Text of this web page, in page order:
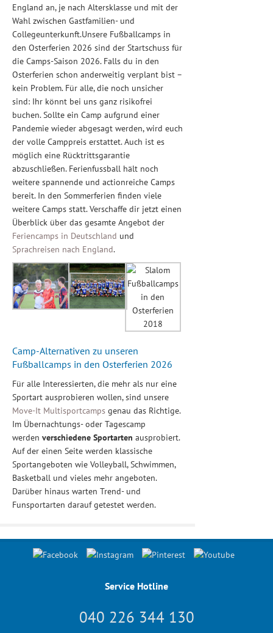
England an, je nach Altersklasse und mit der
Wahl zwischen Gastfamilien- und
Collegeunterkunft.Unsere Fußballcamps in
den Osterferien 2026 sind der Startschuss für
die Camps-Saison 2026. Falls du in den
Osterferien schon anderweitig verplant bist –
kein Problem. Für alle, die noch unsicher
sind: Ihr könnt bei uns ganz risikofrei
buchen. Sollte ein Camp aufgrund einer
Pandemie wieder abgesagt werden, wird euch
der volle Camppreis erstattet. Auch ist es
möglich eine Rücktrittsgarantie
abzuschließen. Ferienfussball hält noch
weitere spannende und actionreiche Camps
bereit. In den Sommerferien finden viele
weitere Camps statt. Verschaffe dir jetzt einen
Überblick über das gesamte Angebot der
Feriencamps in Deutschland und
Sprachreisen nach England.
Camp-Alternativen zu unseren
Fußballcamps in den Osterferien 2026
Für alle Interessierten, die mehr als nur eine
Sportart ausprobieren wollen, sind unsere
Move-It Multisportcamps genau das Richtige.
Im Übernachtungs- oder Tagescamp
werden verschiedene Sportarten ausprobiert.
Auf der einen Seite werden klassische
Sportangeboten wie Volleyball, Schwimmen,
Basketball und vieles mehr angeboten.
Darüber hinaus warten Trend- und
Funsportarten darauf getestet werden.
Service Hotline
040 226 344 130